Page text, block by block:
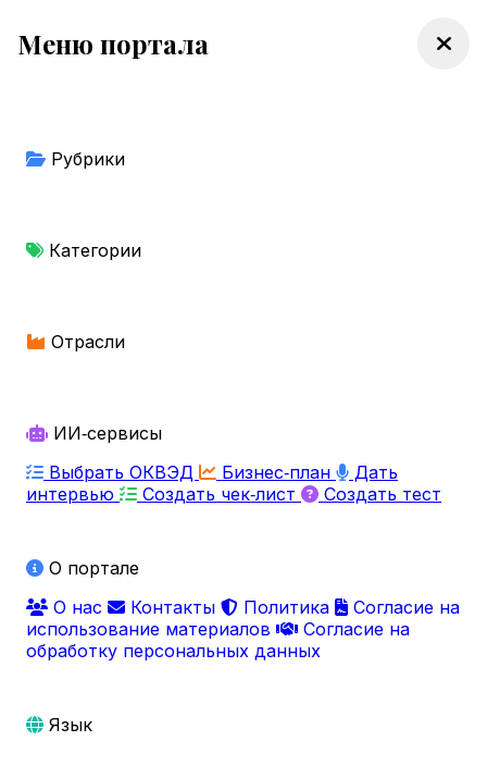
Меню портала
Рубрики
Категории
Отрасли
ИИ‑сервисы
Выбрать ОКВЭД
Бизнес‑план
Дать
интервью
Создать чек‑лист Создать тест
О портале
О нас
Контакты Политика
Согласие на
использование материалов
Согласие на
обработку персональных данных
Язык